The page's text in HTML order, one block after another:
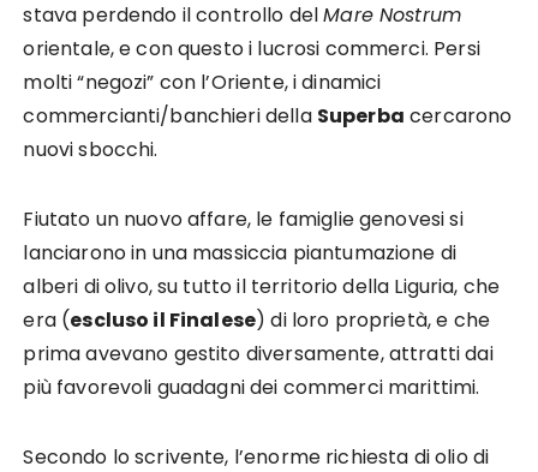
stava perdendo il controllo delMare Nostrum
orientale, e con questo i lucrosi commerci. Persi
molti “negozi” con l’Oriente, i dinamici
commercianti/banchieri della Superba cercarono
nuovi sbocchi.
Fiutato un nuovo affare, le famiglie genovesi si
lanciarono in una massiccia piantumazione di
alberi di olivo, su tutto il territorio della Liguria, che
era (escluso il Finalese) di loro proprietà, e che
prima avevano gestito diversamente, attratti dai
più favorevoli guadagni dei commerci marittimi.
Secondo lo scrivente, l’enorme richiesta di olio di